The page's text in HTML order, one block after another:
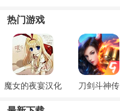
热门游戏
魔女的夜宴汉化
刀剑斗神传